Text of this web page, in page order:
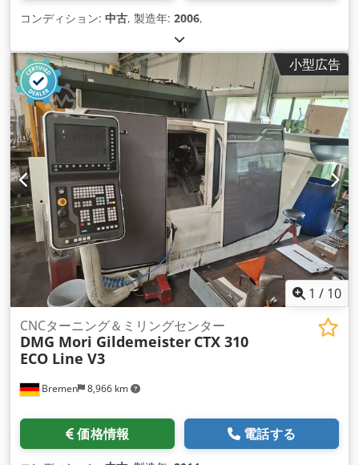
コンディション: 中古, 製造年: 2006,
小型広告
1 / 10
Bremen 8,966 km
CNCターニング＆ミリングセンター
DMG Mori Gildemeister CTX 310
ECO Line V3
価格情報 電話する